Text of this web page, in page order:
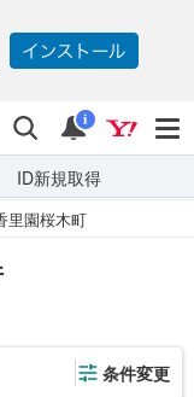
検索 通知
i
ID新規取得
里園桜木町
条件変更